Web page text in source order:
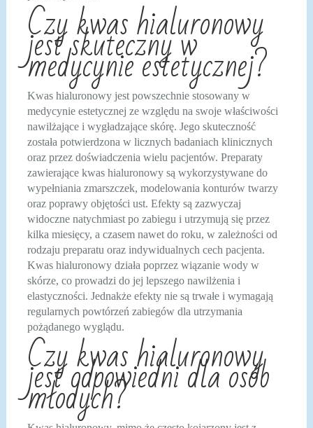
Czy kwas hialuronowy
jest skuteczny w
medycynie estetycznej?
Kwas hialuronowy jest powszechnie stosowany w
medycynie estetycznej ze względu na swoje właściwości
nawilżające i wygładzające skórę. Jego skuteczność
została potwierdzona w licznych badaniach klinicznych
oraz przez doświadczenia wielu pacjentów. Preparaty
zawierające kwas hialuronowy są wykorzystywane do
wypełniania zmarszczek, modelowania konturów twarzy
oraz poprawy objętości ust. Efekty są zazwyczaj
widoczne natychmiast po zabiegu i utrzymują się przez
kilka miesięcy, a czasem nawet do roku, w zależności od
rodzaju preparatu oraz indywidualnych cech pacjenta.
Kwas hialuronowy działa poprzez wiązanie wody w
skórze, co prowadzi do jej lepszego nawilżenia i
elastyczności. Jednakże efekty nie są trwałe i wymagają
regularnych powtórzeń zabiegów dla utrzymania
pożądanego wyglądu.
Czy kwas hialuronowy
jest odpowiedni dla osób
młodych?